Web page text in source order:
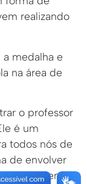
realizando
medalha e
na área de
o professor
é um
todos nós de
de envolver
dentro